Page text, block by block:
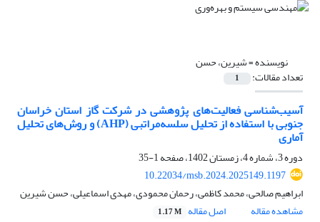
نویسنده =شیرین، حسن
تعداد مقالات: 1
آسیب‌شناسی فعالیت‌های پژوهشی در شرکت گاز استان خراسان
جنوبی با استفاده از تحلیل سلسه‌مراتبی (AHP) و روش‌های تحلیل
آماری
دوره 3، شماره 4، زمستان 1402، صفحه
1-35
10.22034/msb.2024.2025149.1197
ابراهیم صالحی، محمد کاظمی، رحمان محمودی، مهدی اسماعیلی، حسن شیرین
مشاهده مقاله
اصل مقاله 1.17 M